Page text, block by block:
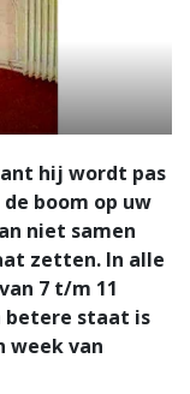
hij wordt pas
boom op uw
niet samen
zetten. In alle
7 t/m 11
betere staat is
week van